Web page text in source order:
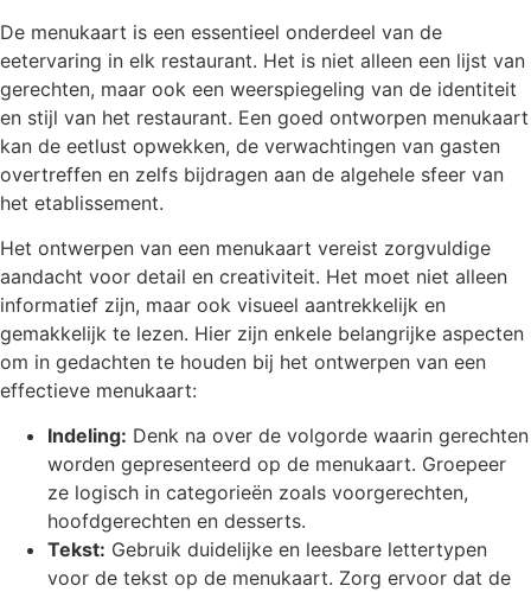
De menukaart is een essentieel onderdeel van de
eetervaring in elk restaurant. Het is niet alleen een lijst van
gerechten, maar ook een weerspiegeling van de identiteit
en stijl van het restaurant. Een goed ontworpen menukaart
kan de eetlust opwekken, de verwachtingen van gasten
overtreffen en zelfs bijdragen aan de algehele sfeer van
het etablissement.
Het ontwerpen van een menukaart vereist zorgvuldige
aandacht voor detail en creativiteit. Het moet niet alleen
informatief zijn, maar ook visueel aantrekkelijk en
gemakkelijk te lezen. Hier zijn enkele belangrijke aspecten
om in gedachten te houden bij het ontwerpen van een
effectieve menukaart:
Indeling: Denk na over de volgorde waarin gerechten
worden gepresenteerd op de menukaart. Groepeer
ze logisch in categorieën zoals voorgerechten,
hoofdgerechten en desserts.
Tekst: Gebruik duidelijke en leesbare lettertypen
voor de tekst op de menukaart. Zorg ervoor dat de